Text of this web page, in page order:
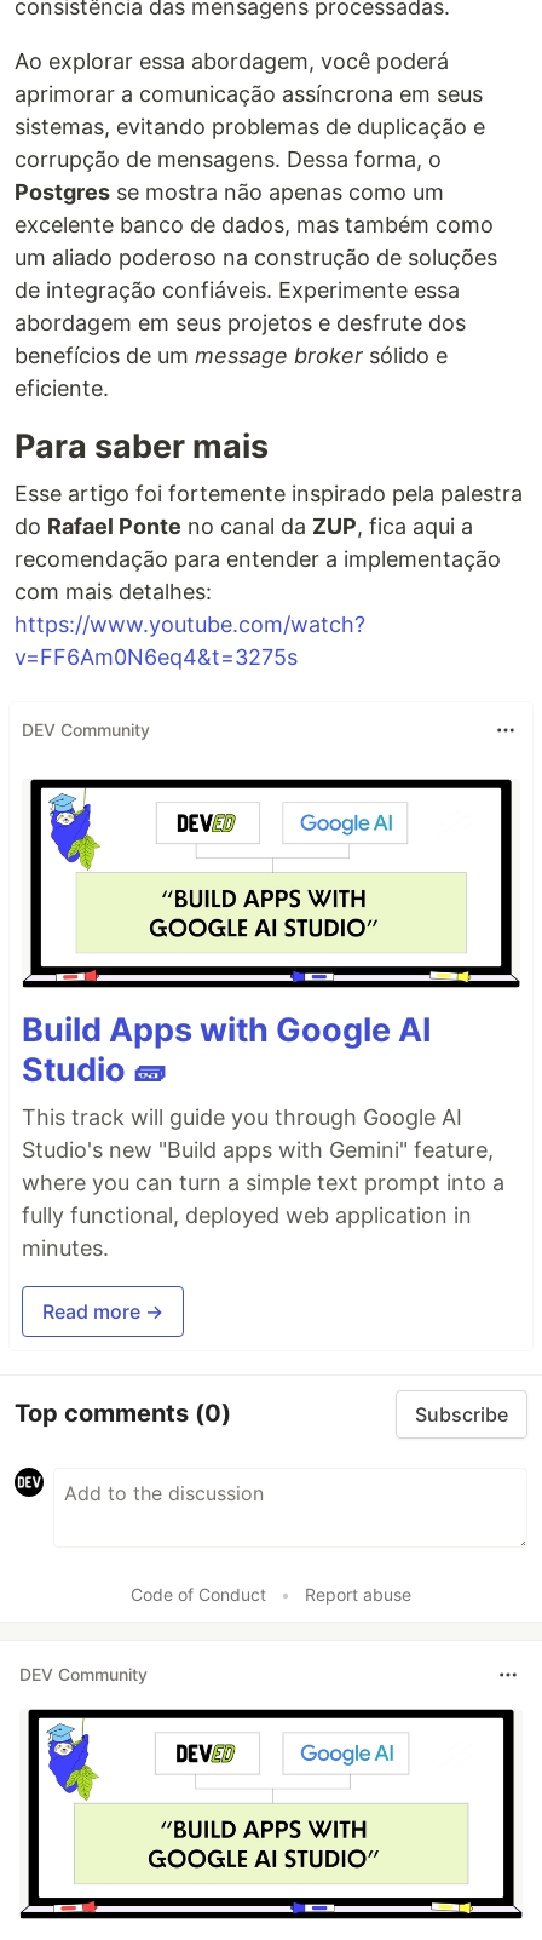
consistência das mensagens processadas.
Ao explorar essa abordagem, você poderá
aprimorar a comunicação assíncrona em seus
sistemas, evitando problemas de duplicação e
corrupção de mensagens. Dessa forma, o
Postgres se mostra não apenas como um
excelente banco de dados, mas também como
um aliado poderoso na construção de soluções
de integração confiáveis. Experimente essa
abordagem em seus projetos e desfrute dos
benefícios de um message broker sólido e
eficiente.
Para saber mais
Esse artigo foi fortemente inspirado pela palestra
do Rafael Ponte no canal da ZUP, fica aqui a
recomendação para entender a implementação
com mais detalhes:
https://www.youtube.com/watch?
v=FF6Am0N6eq4&t=3275s
DEV Community
Build Apps with Google AI
Studio 🧱
This track will guide you through Google AI
Studio's new "Build apps with Gemini" feature,
where you can turn a simple text prompt into a
fully functional, deployed web application in
minutes.
Read more →
Top comments (0) Subscribe
Code of Conduct • Report abuse
DEV Community